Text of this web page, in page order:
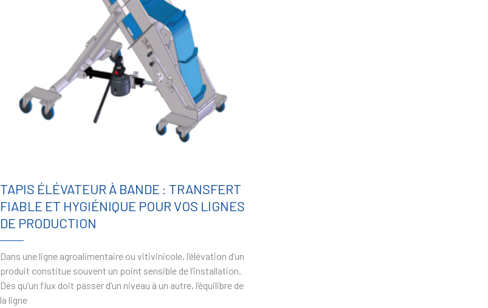
TAPIS ÉLÉVATEUR À BANDE : TRANSFERT
FIABLE ET HYGIÉNIQUE POUR VOS LIGNES
DE PRODUCTION
Dans une ligne agroalimentaire ou vitivinicole, l’élévation d’un
produit constitue souvent un point sensible de l’installation.
Dès qu’un flux doit passer d’un niveau à un autre, l’équilibre de
la ligne